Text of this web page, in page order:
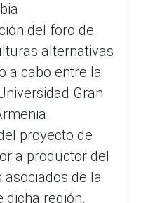
del foro de
alternativas
a cabo entre la
Gran
proyecto de
a productor del
de la
dicha región.